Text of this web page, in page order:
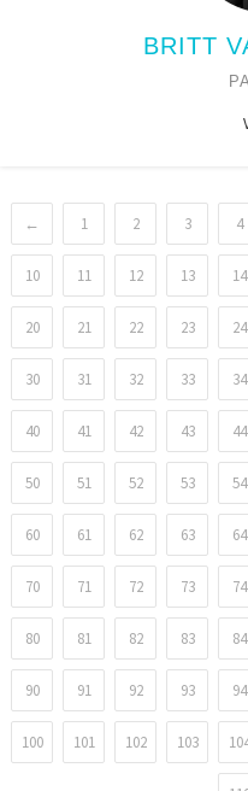
BRITT
← 1 2 3 4
10 11 12 13 14
20 21 22 23 24
30 31 32 33 34
40 41 42 43 44
50 51 52 53 54
60 61 62 63 64
70 71 72 73 74
80 81 82 83 84
90 91 92 93 94
100 101 102 103